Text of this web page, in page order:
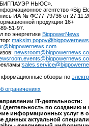
НЬЮС».
агентство «Big
ИА № ФС77-79736 от
продукции 16+
51-97.
по энергетике BigpowerNews
обзоры по
ограничениях
IT-деятельности:
(деятельность по созданию
информационных услуг в
данных актуальной